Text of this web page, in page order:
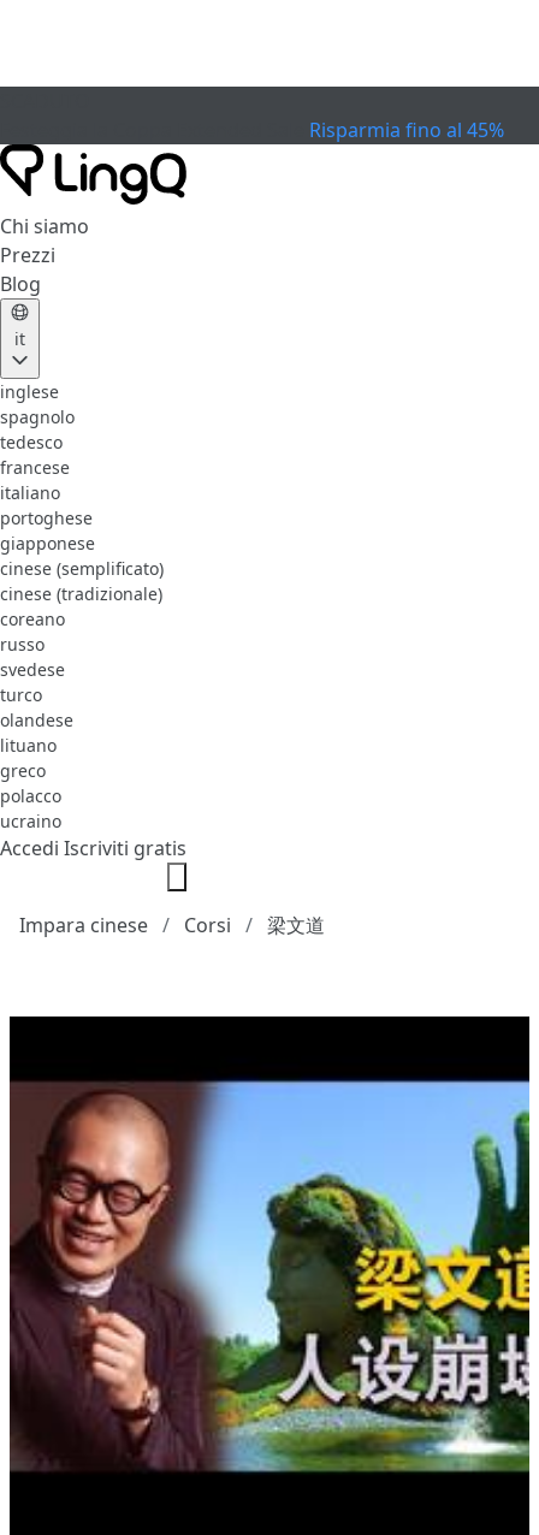
Risparmia fino al 45%
Chi siamo
Prezzi
Blog
it
inglese
spagnolo
tedesco
francese
italiano
portoghese
giapponese
cinese (semplificato)
cinese (tradizionale)
coreano
russo
svedese
turco
olandese
lituano
greco
polacco
ucraino
Accedi Iscriviti gratis
Impara cinese Corsi 梁文道